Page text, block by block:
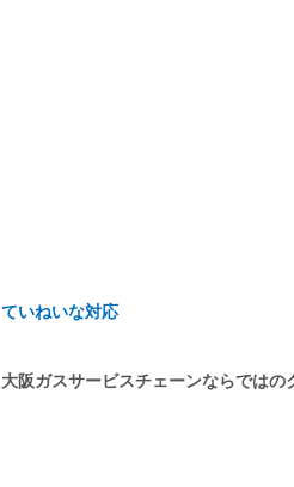
ていねいな対応
大阪ガスサービスチェーンならではの